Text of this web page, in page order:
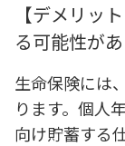
【デメリッ
る可能性が
生命保険には
ります。個人
向け貯蓄する